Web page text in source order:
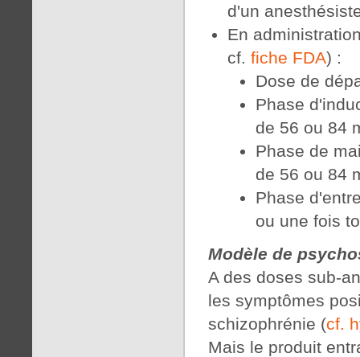
d'un
En
cf. fiche FDA) :
Dose de
Phase
de 56 ou 84
Phase de
de 56 ou 84
Phase
ou une fois
Modèle de
A des doses sub-
les symptômes
schizophrénie (cf.
Mais le produit